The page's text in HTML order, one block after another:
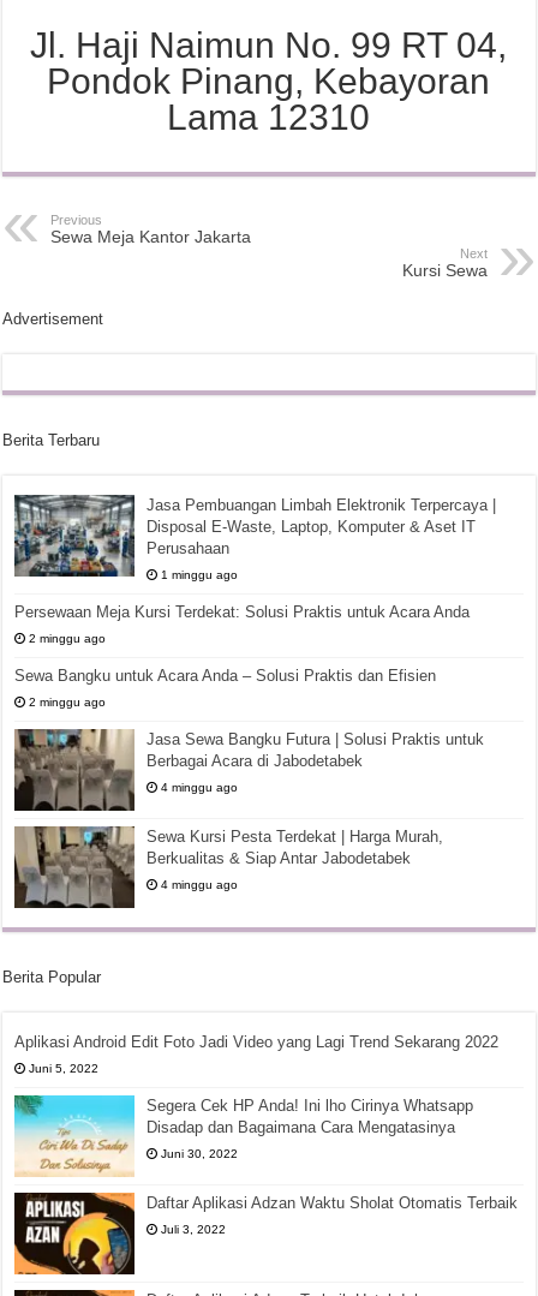
Jl. Haji Naimun No. 99 RT 04,
Pondok Pinang, Kebayoran
Lama 12310
Previous
Sewa Meja Kantor Jakarta
Next
Kursi Sewa
Advertisement
Berita Terbaru
Jasa Pembuangan Limbah Elektronik Terpercaya |
Disposal E-Waste, Laptop, Komputer & Aset IT
Perusahaan
1 minggu ago
Persewaan Meja Kursi Terdekat: Solusi Praktis untuk Acara Anda
2 minggu ago
Sewa Bangku untuk Acara Anda – Solusi Praktis dan Efisien
2 minggu ago
Jasa Sewa Bangku Futura | Solusi Praktis untuk
Berbagai Acara di Jabodetabek
4 minggu ago
Sewa Kursi Pesta Terdekat | Harga Murah,
Berkualitas & Siap Antar Jabodetabek
4 minggu ago
Berita Popular
Aplikasi Android Edit Foto Jadi Video yang Lagi Trend Sekarang 2022
Juni 5, 2022
Segera Cek HP Anda! Ini lho Cirinya Whatsapp
Disadap dan Bagaimana Cara Mengatasinya
Juni 30, 2022
Daftar Aplikasi Adzan Waktu Sholat Otomatis Terbaik
Juli 3, 2022